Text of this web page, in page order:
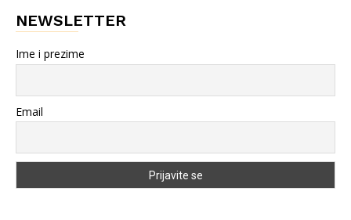
NEWSLETTER
Ime i prezime
Email